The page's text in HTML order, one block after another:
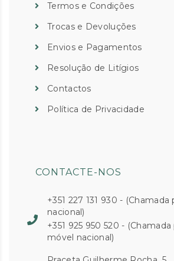
Termos e Condições
Trocas e Devoluções
Envios e Pagamentos
Resolução de Litígios
Contactos
Política de Privacidade
CONTACTE-NOS
+351 227 131 930 - (Chamada
nacional)
+351 925 950 520 -
móvel nacional)